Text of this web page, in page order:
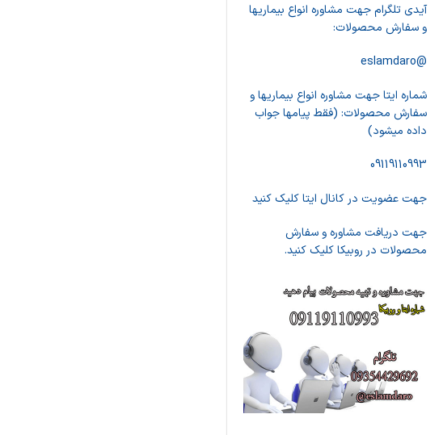
آیدی تلگرام جهت مشاوره انواع بیماریها
و سفارش محصولات:
@eslamdaro
شماره ایتا جهت مشاوره انواع بیماریها و
سفارش محصولات: (فقط پیامها جواب
داده میشود)
09119110993
جهت عضویت در کانال ایتا کلیک کنید
جهت دریافت مشاوره و سفارش
محصولات در روبیکا کلیک کنید.